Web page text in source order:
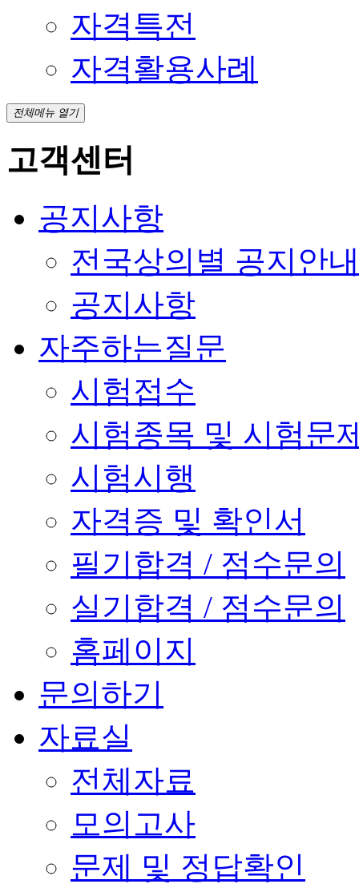
자격특전
자격활용사례
전체메뉴 열기
고객센터
공지사항
전국상의별 공지안내
공지사항
자주하는질문
시험접수
시험종목 및 시험문
시험시행
자격증 및 확인서
필기합격 / 점수문의
실기합격 / 점수문의
홈페이지
문의하기
자료실
전체자료
모의고사
문제 및 정답확인